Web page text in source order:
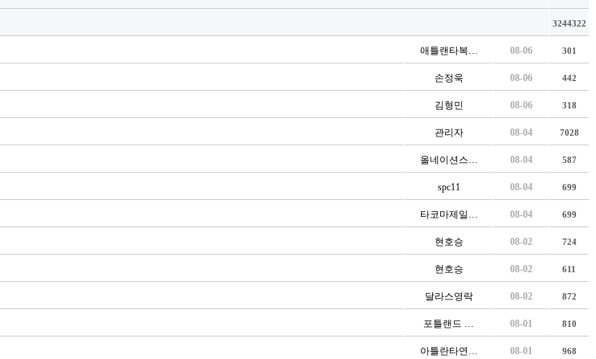
3244322
애틀랜타복… 08-06 301
손정욱 08-06 442
김형민 08-06 318
관리자 08-04 7028
올네이션스… 08-04 587
spc11 08-04 699
타코마제일… 08-04 699
현호승 08-02 724
현호승 08-02 611
달라스영락 08-02 872
포틀랜드 … 08-01 810
아틀란타연… 08-01 968